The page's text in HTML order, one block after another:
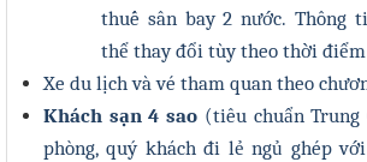
thuế sân bay 2 nước. Thông
thể thay đổi tùy theo thời
Xe du lịch và vé tham quan theo
Khách sạn 4 sao (tiêu chuẩn Trung
phòng, quý khách đi lẻ ngủ ghép